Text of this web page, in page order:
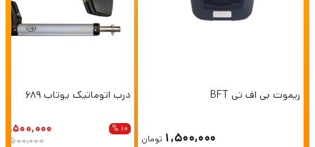
ریموت بی اف تی BFT
1,500,000 تومان
درب اتوماتیک یوتاب 689
10 %